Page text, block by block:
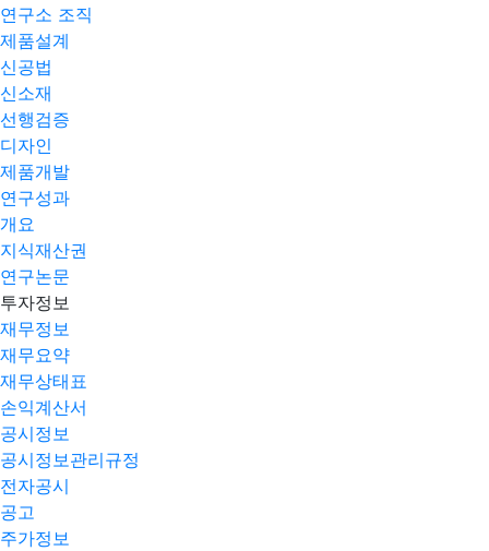
연구소 조직
제품설계
신공법
신소재
선행검증
디자인
제품개발
연구성과
개요
지식재산권
연구논문
투자정보
재무정보
재무요약
재무상태표
손익계산서
공시정보
공시정보관리규정
전자공시
공고
주가정보